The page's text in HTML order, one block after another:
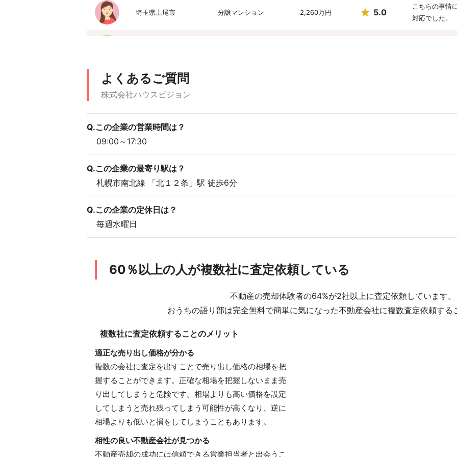
埼玉県上尾市 分譲マンション 2,260万円 5.0
こちらの事情
対応でした。
埼玉県所沢市
茨城県石岡市 一戸建て 2,400万円 5.0
対応の早さで
よくあるご質問
株式会社ハウスビジョン
Q.この企業の営業時間は？
09:00～17:30
Q.この企業の最寄り駅は？
札幌市南北線 「北１２条」駅 徒歩6分
Q.この企業の定休日は？
毎週水曜日
60％以上の人が複数社に査定依頼している
不動産の売却体験者の64%が2社以上に査定依頼しています。
おうちの語り部は完全無料で簡単に気になった不動産会社に複数査定依頼する
複数社に査定依頼することのメリット
適正な売り出し価格が分かる
複数の会社に査定を出すことで売り出し価格の相場を把
握することができます。正確な相場を把握しないまま売
り出してしまうと危険です。相場よりも高い価格を設定
してしまうと売れ残ってしまう可能性が高くなり、逆に
相場よりも低いと損をしてしまうこともあります。
相性の良い不動産会社が見つかる
不動産売却の成功には信頼できる営業担当者と出会うこ